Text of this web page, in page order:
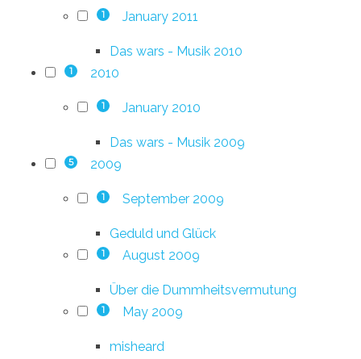
1 January 2011
Das wars - Musik 2010
1 2010
1 January 2010
Das wars - Musik 2009
5 2009
1 September 2009
Geduld und Glück
1 August 2009
Über die Dummheitsvermutung
1 May 2009
misheard